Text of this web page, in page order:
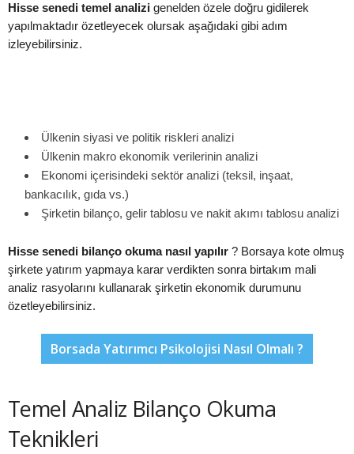
Hisse senedi temel analizi genelden özele doğru gidilerek
yapılmaktadır özetleyecek olursak aşağıdaki gibi adım
izleyebilirsiniz.
Ülkenin siyasi ve politik riskleri analizi
Ülkenin makro ekonomik verilerinin analizi
Ekonomi içerisindeki sektör analizi (teksil, inşaat,
bankacılık, gıda vs.)
Şirketin bilanço, gelir tablosu ve nakit akımı tablosu analizi
Hisse senedi bilanço okuma nasıl yapılır ? Borsaya kote olmuş
şirkete yatırım yapmaya karar verdikten sonra birtakım mali
analiz rasyolarını kullanarak şirketin ekonomik durumunu
özetleyebilirsiniz.
Borsada Yatırımcı Psikolojisi Nasıl Olmalı ?
Temel Analiz Bilanço Okuma
Teknikleri